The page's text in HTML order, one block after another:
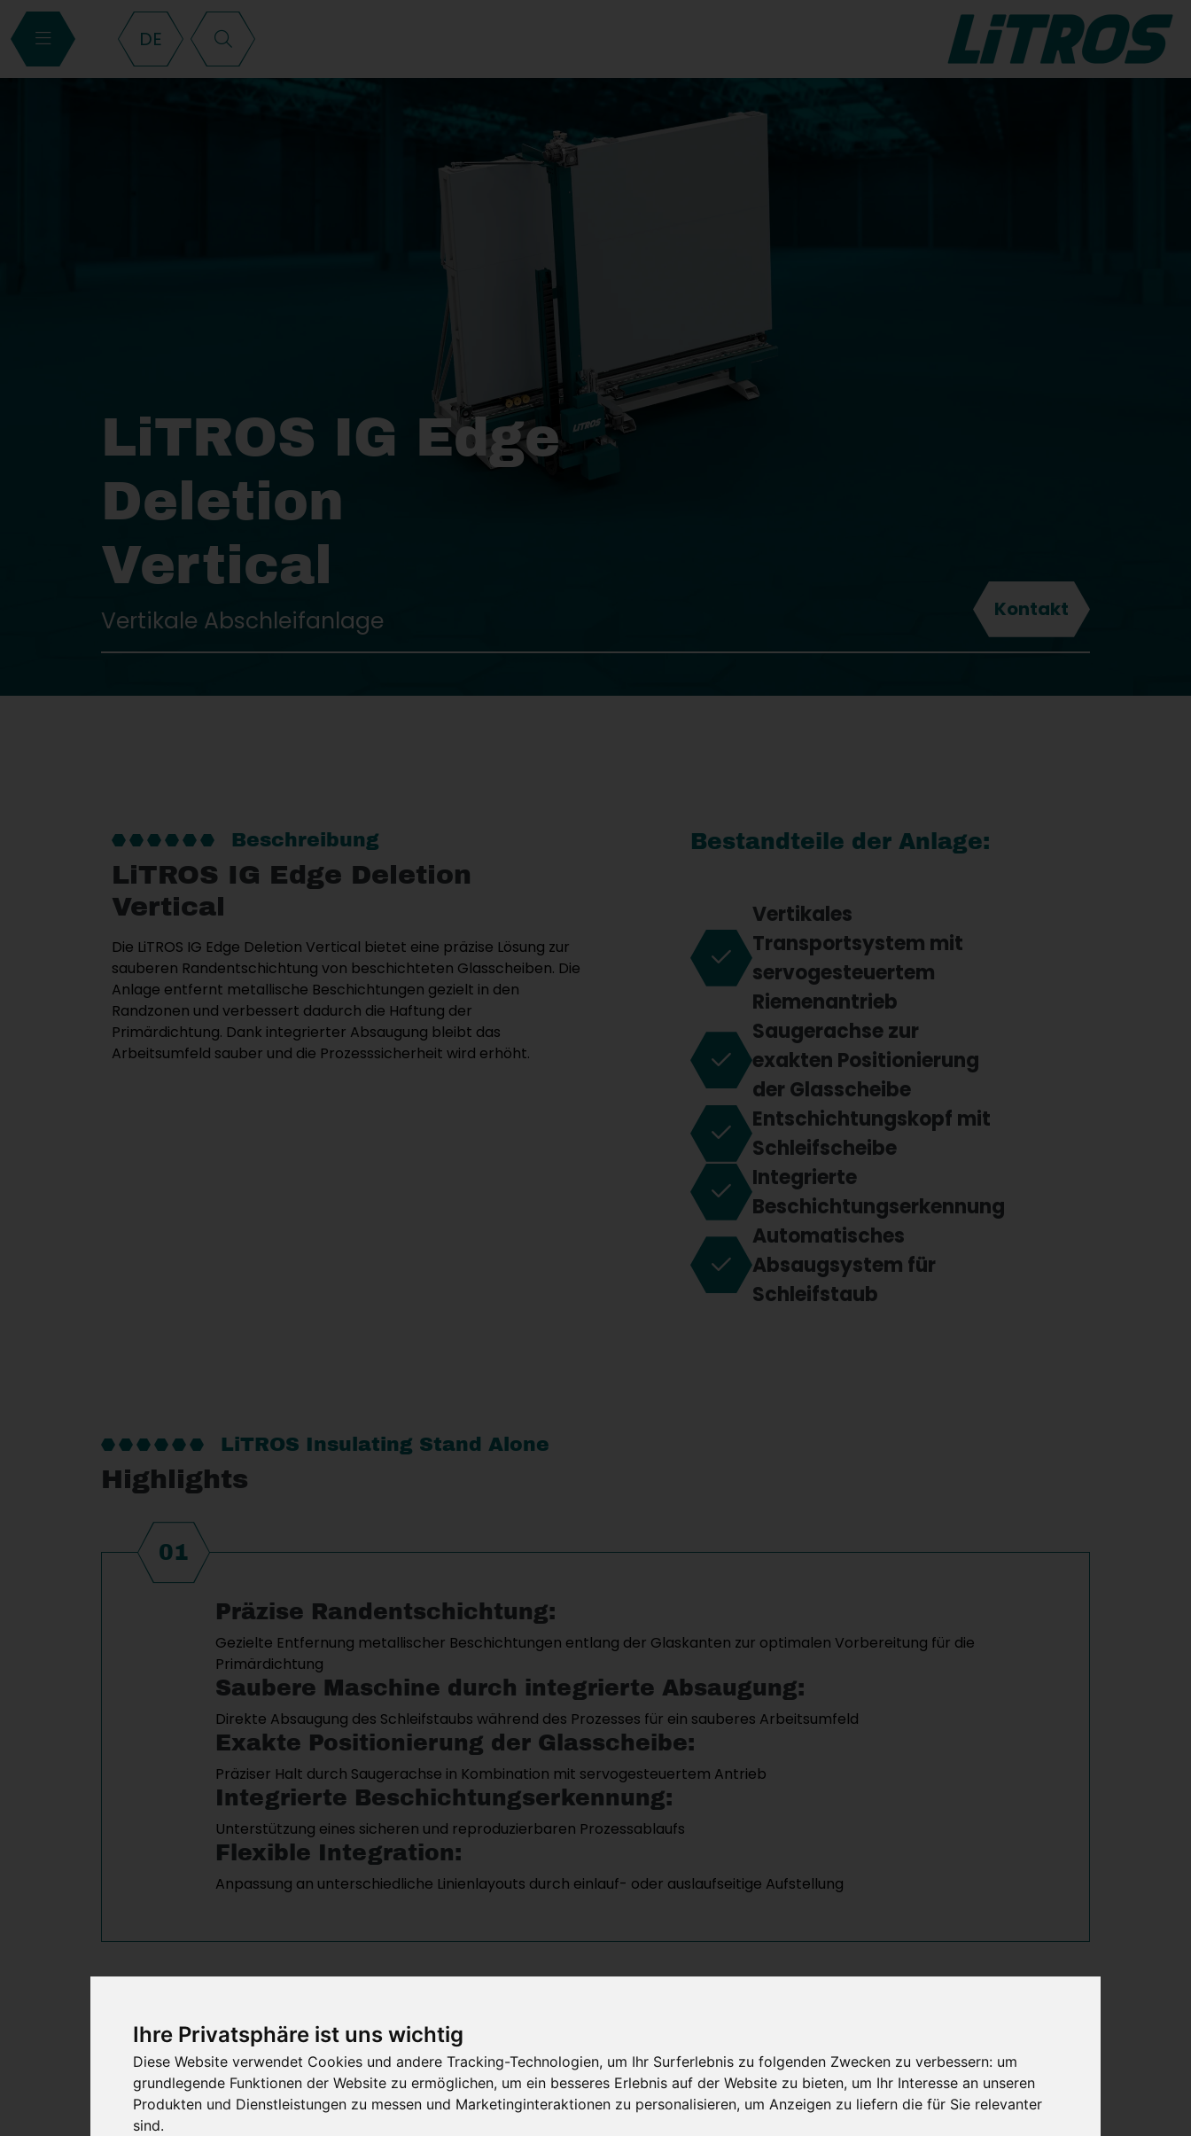
Ihre Privatsphäre ist uns wichtig
Diese Website verwendet Cookies und andere Tracking-Technologien, um Ihr Surferlebnis zu folgenden Zwecken zu verbessern: um
grundlegende Funktionen der Website zu ermöglichen, um ein besseres Erlebnis auf der Website zu bieten, um Ihr Interesse an unseren
Produkten und Dienstleistungen zu messen und Marketinginteraktionen zu personalisieren, um Anzeigen zu liefern die für Sie relevanter
sind.
DE
Die doppelseitige, stationäre
LiTROS Glasabnahmestation
LiTROS Load LiTROS Float Cut
Glasschneideanlage für das
Schneiden und Entschichten
von Floatglas mit
Kippelementen.
LiTROS A Rack Rotating
LiTROS IG Edge
Deletion
Vertical
Vertikale Abschleifanlage Kontakt
Beschreibung
LiTROS IG Edge Deletion
Vertical
Die LiTROS IG Edge Deletion Vertical bietet eine präzise Lösung zur
sauberen Randentschichtung von beschichteten Glasscheiben. Die
Anlage entfernt metallische Beschichtungen gezielt in den
Randzonen und verbessert dadurch die Haftung der
Primärdichtung. Dank integrierter Absaugung bleibt das
Arbeitsumfeld sauber und die Prozesssicherheit wird erhöht.
Bestandteile der Anlage:
Vertikales
Transportsystem mit
servogesteuertem
Riemenantrieb
Saugerachse zur
exakten Positionierung
der Glasscheibe
Entschichtungskopf mit
Schleifscheibe
Integrierte
Beschichtungserkennung
Automatisches
Absaugsystem für
Schleifstaub
LiTROS Insulating Stand Alone
Highlights
01
Präzise Randentschichtung:
Gezielte Entfernung metallischer Beschichtungen entlang der Glaskanten zur optimalen Vorbereitung für die
Primärdichtung
Saubere Maschine durch integrierte Absaugung:
Direkte Absaugung des Schleifstaubs während des Prozesses für ein sauberes Arbeitsumfeld
Exakte Positionierung der Glasscheibe:
Präziser Halt durch Saugerachse in Kombination mit servogesteuertem Antrieb
Integrierte Beschichtungserkennung:
Unterstützung eines sicheren und reproduzierbaren Prozessablaufs
Flexible Integration:
Anpassung an unterschiedliche Linienlayouts durch einlauf- oder auslaufseitige Aufstellung
Perfekt aufeinander abgestimmt
Funktion & Ablauf